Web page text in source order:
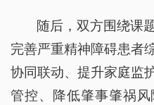
随后，双方围绕课
完善严重精神障碍患者
协同联动、提升家庭监
管控、降低肇事肇祸